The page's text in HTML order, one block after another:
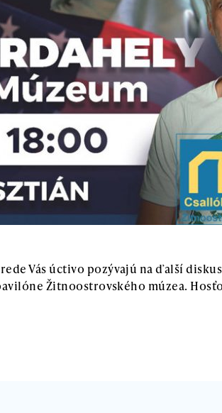
Vás úctivo pozývajú na ďalší
Žitnoostrovského múzea.